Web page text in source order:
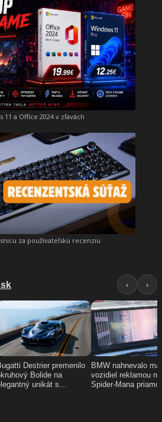
11 a Office 2024 v zľavách
za používateľskú recenziu